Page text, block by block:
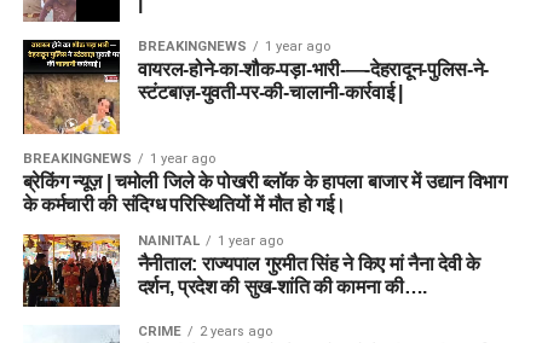
BREAKINGNEWS 1 year ago
वायरल-होने-का-शौक-पड़ा-भारी-—-देहरादून-पुलिस-ने-
स्टंटबाज़-युवती-पर-की-चालानी-कार्रवाई |
BREAKINGNEWS 1 year ago
ब्रेकिंग न्यूज़ | चमोली जिले के पोखरी ब्लॉक के हापला बाजार में उद्यान विभाग
के कर्मचारी की संदिग्ध परिस्थितियों में मौत हो गई।
NAINITAL 1 year ago
नैनीताल: राज्यपाल गुरमीत सिंह ने किए मां नैना देवी के
दर्शन, प्रदेश की सुख-शांति की कामना की….
CRIME 2 years ago